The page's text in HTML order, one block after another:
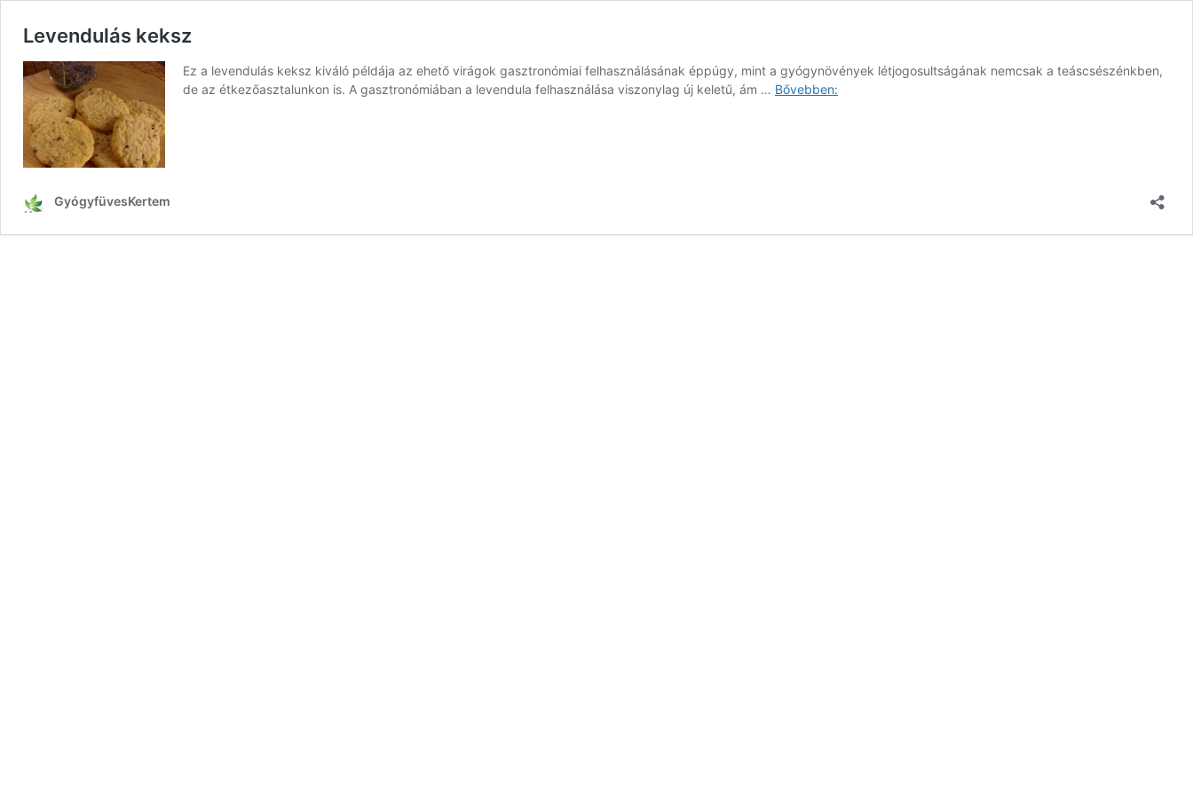
Levendulás keksz
Ez a levendulás keksz kiváló példája az ehető virágok gasztronómiai felhasználásának éppúgy, mint a gyógynövények létjogosultságának nemcsak a teáscsészénkben,
de az étkezőasztalunkon is. A gasztronómiában a levendula felhasználása viszonylag új keletű, ám … Bővebben:
GyógyfüvesKertem